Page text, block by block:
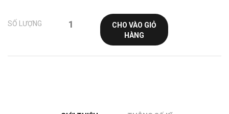
SỐ LƯỢNG
CHO VÀO GIỎ
HÀNG